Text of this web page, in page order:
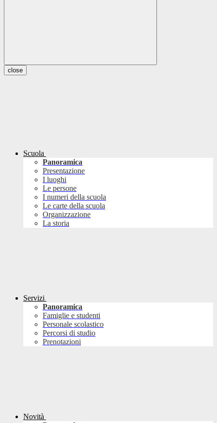
close
Scuola
Panoramica
Presentazione
I luoghi
Le persone
I numeri della scuola
Le carte della scuola
Organizzazione
La storia
Servizi
Panoramica
Famiglie e studenti
Personale scolastico
Percorsi di studio
Prenotazioni
Novità